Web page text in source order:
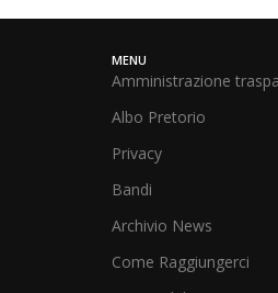
MENU
Amministrazione
Albo Pretorio
Privacy
Bandi
Archivio News
Come Raggiungerci